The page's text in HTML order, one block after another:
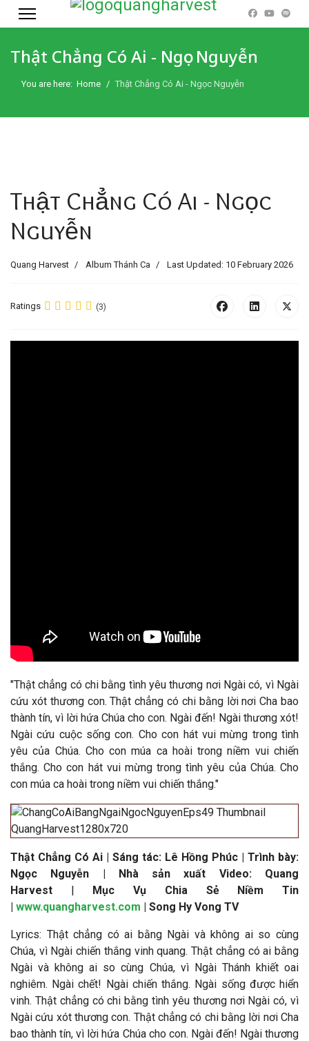
Thật Chẳng Có Ai - Ngọc Nguyễn
You are here: Home Thật Chẳng Có Ai - Ngọc Nguyễn
Thật Chẳng Có Ai - Ngọc
Nguyễn
Quang Harvest Album Thánh Ca Last Updated: 10 February 2026
Ratings (3)
"Thật chẳng có chi bằng tình yêu thương nơi Ngài có, vì Ngài
cứu xót thương con. Thật chẳng có chi bằng lời nơi Cha bao
thành tín, vì lời hứa Chúa cho con. Ngài đến! Ngài thương xót!
Ngài cứu cuộc sống con. Cho con hát vui mừng trong tình
yêu của Chúa. Cho con múa ca hoài trong niềm vui chiến
thắng. Cho con hát vui mừng trong tình yêu của Chúa. Cho
con múa ca hoài trong niềm vui chiến thắng."
Thật Chẳng Có Ai | Sáng tác: Lê Hồng Phúc | Trình bày:
Ngọc Nguyễn | Nhà sản xuất Video: Quang
Harvest | Mục Vụ Chia Sẻ Niềm Tin
| www.quangharvest.com | Song Hy Vong TV
Lyrics: Thật chẳng có ai bằng Ngài và không ai so cùng
Chúa, vì Ngài chiến thắng vinh quang. Thật chẳng có ai bằng
Ngài và không ai so cùng Chúa, vì Ngài Thánh khiết oai
nghiêm. Ngài chết! Ngài chiến thắng. Ngài sống được hiển
vinh. Thật chẳng có chi bằng tình yêu thương nơi Ngài có, vì
Ngài cứu xót thương con. Thật chẳng có chi bằng lời nơi Cha
bao thành tín, vì lời hứa Chúa cho con. Ngài đến! Ngài thương